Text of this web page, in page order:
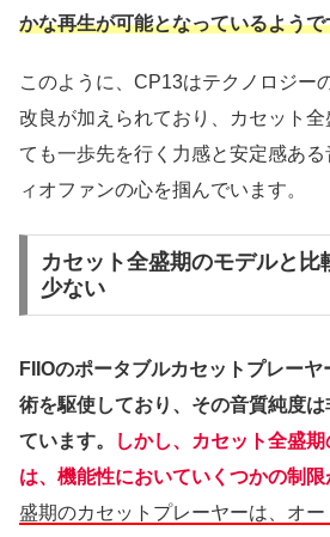
かな再生が可能となっているようで
このように、CP13はテクノロジー
改良が加えられており、カセット
ても一歩先を行く力感と安定感あ
ィオファンの心を掴んでいます。
カセット全盛期のモデルと比
少ない
FIIOのポータブルカセットプレー
術を駆使しており、その音質純度
ています。
しかし、カセット全盛
は、機能性においていくつかの制限
盛期のカセットプレーヤーは、オ